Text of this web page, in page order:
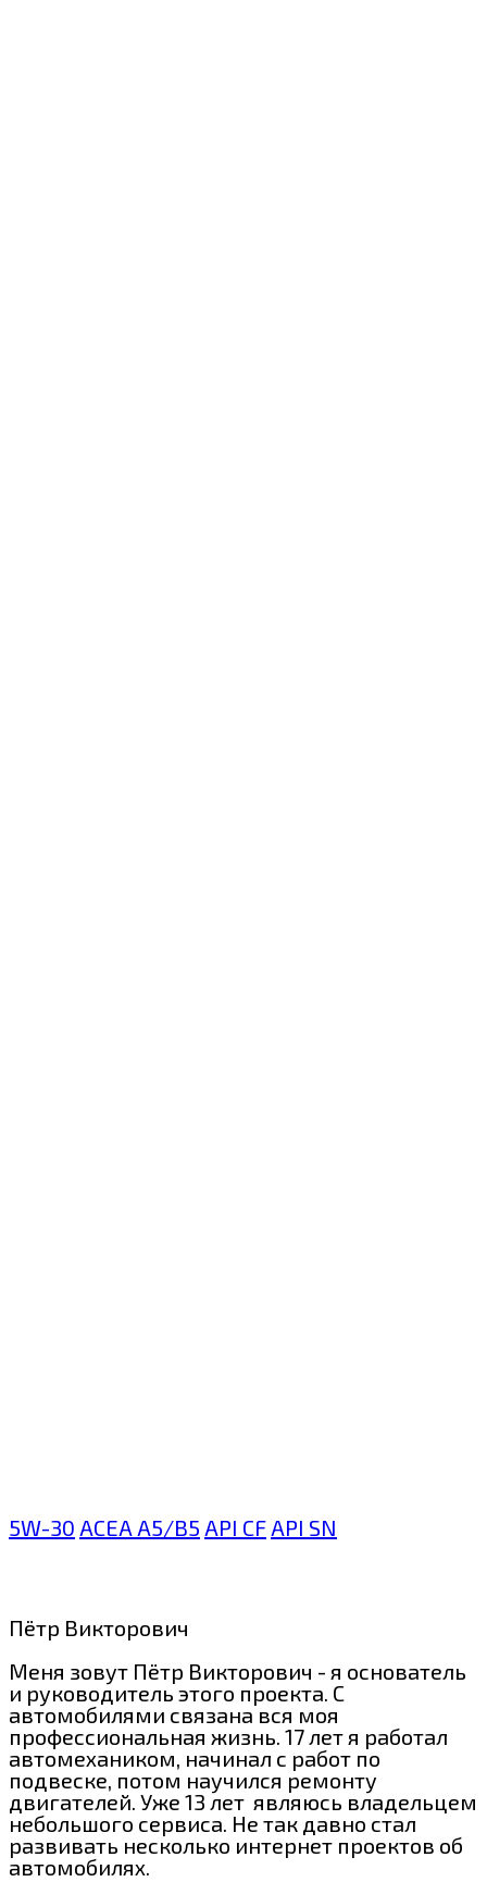
5W-30 ACEA A5/B5 API CF API SN
Пётр Викторович
Меня зовут Пётр Викторович - я основатель
и руководитель этого проекта. С
автомобилями связана вся моя
профессиональная жизнь. 17 лет я работал
автомехаником, начинал с работ по
подвеске, потом научился ремонту
двигателей. Уже 13 лет являюсь владельцем
небольшого сервиса. Не так давно стал
развивать несколько интернет проектов об
автомобилях.